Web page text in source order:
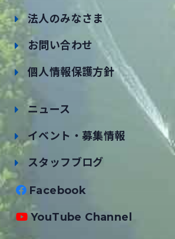
法人のみなさま
お問い合わせ
個人情報保護方針
ニュース
イベント・募集情報
スタッフブログ
Facebook
YouTube Channel